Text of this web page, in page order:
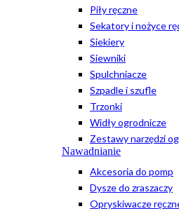
Piły ręczne
Sekatory i nożyce
Siekiery
Siewniki
Spulchniacze
Szpadle i szufle
Trzonki
Widły ogrodnicze
Zestawy narzędzi
Nawadnianie
Akcesoria do pomp
Dysze do zraszaczy
Opryskiwacze